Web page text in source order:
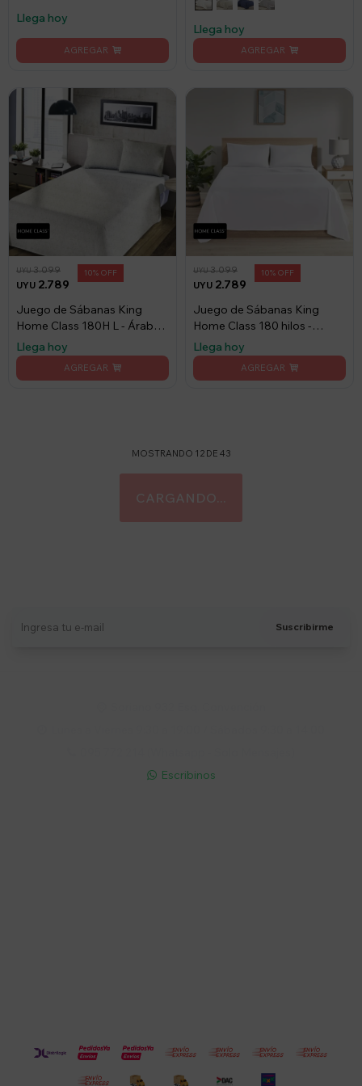
Algodón
Llega hoy
Llega hoy
UYU 2.789
UYU3.099 10
Juego de Sábanas King
Home Class 180H L - Árabe
Beige
Llega hoy
UYU 2.789
UYU3.099 10
Juego de Sábanas King
Home Class 180 hilos -
Blanco
Llega hoy
MOSTRANDO 12DE 43
Suscribirme
 Escribinos